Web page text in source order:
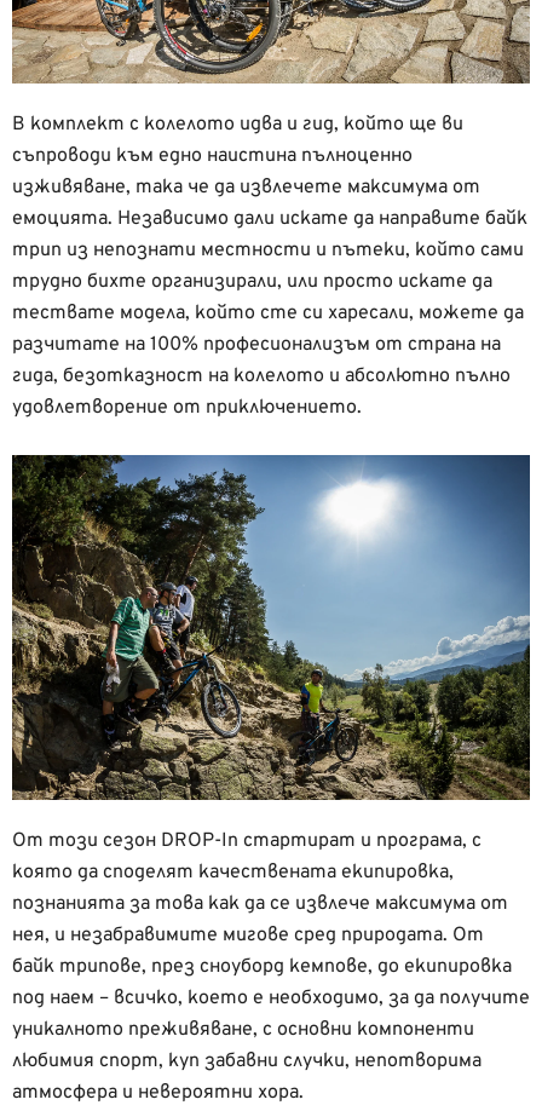
В комплект с колелото идва и гид, който ще ви
съпроводи към едно наистина пълноценно
изживяване, така че да извлечете максимума от
емоцията. Независимо дали искате да направите байк
трип из непознати местности и пътеки, който сами
трудно бихте организирали, или просто искате да
тествате модела, който сте си харесали, можете да
разчитате на 100% професионализъм от страна на
гида, безотказност на колелото и абсолютно пълно
удовлетворение от приключението.
От този сезон DROP-In стартират и програма, с
която да споделят качествената екипировка,
познанията за това как да се извлече максимума от
нея, и незабравимите мигове сред природата. От
байк трипове, през сноуборд кемпове, до екипировка
под наем – всичко, което е необходимо, за да получите
уникалното преживяване, с основни компоненти
любимия спорт, куп забавни случки, непотворима
атмосфера и невероятни хора.